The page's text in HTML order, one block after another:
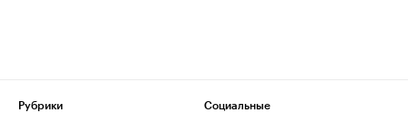
Рубрики
Социальные